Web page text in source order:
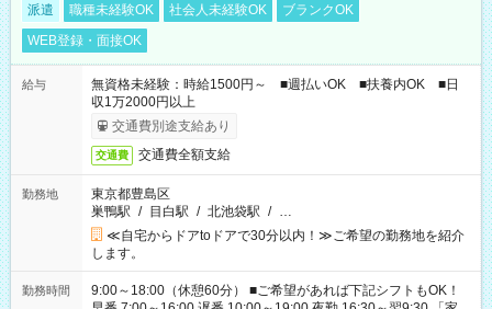
派遣 職種未経験OK 社会人未経験OK
ブランクOK
WEB登録・面接OK
給与
無資格未経験：時給1500円～ ■週払いOK ■扶養内OK ■日
収1万2000円以上
交通費別途支給あり
交通費 交通費全額支給
勤務地
東京都豊島区
巣鴨駅 / 目白駅 / 北池袋駅 / …
≪自宅からドアtoドアで30分以内！≫ご希望の勤務地を紹介
します。
勤務時間
9:00～18:00（休憩60分） ■ご希望があれば下記シフトもOK！